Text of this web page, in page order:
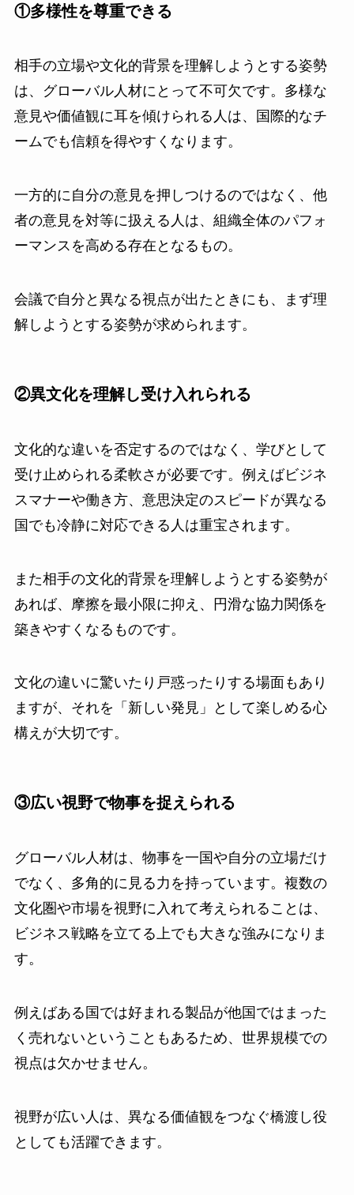
①多様性を尊重できる
相手の立場や文化的背景を理解しようとする姿勢
は、グローバル人材にとって不可欠です。多様な
意見や価値観に耳を傾けられる人は、国際的なチ
ームでも信頼を得やすくなります。
一方的に自分の意見を押しつけるのではなく、他
者の意見を対等に扱える人は、組織全体のパフォ
ーマンスを高める存在となるもの。
会議で自分と異なる視点が出たときにも、まず理
解しようとする姿勢が求められます。
②異文化を理解し受け入れられる
文化的な違いを否定するのではなく、学びとして
受け止められる柔軟さが必要です。例えばビジネ
スマナーや働き方、意思決定のスピードが異なる
国でも冷静に対応できる人は重宝されます。
また相手の文化的背景を理解しようとする姿勢が
あれば、摩擦を最小限に抑え、円滑な協力関係を
築きやすくなるものです。
文化の違いに驚いたり戸惑ったりする場面もあり
ますが、それを「新しい発見」として楽しめる心
構えが大切です。
③広い視野で物事を捉えられる
グローバル人材は、物事を一国や自分の立場だけ
でなく、多角的に見る力を持っています。複数の
文化圏や市場を視野に入れて考えられることは、
ビジネス戦略を立てる上でも大きな強みになりま
す。
例えばある国では好まれる製品が他国ではまった
く売れないということもあるため、世界規模での
視点は欠かせません。
視野が広い人は、異なる価値観をつなぐ橋渡し役
としても活躍できます。